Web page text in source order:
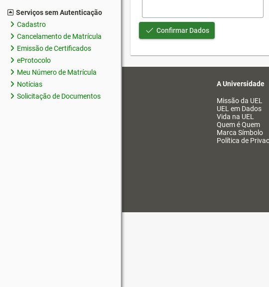
Serviços sem Autenticação
Cadastro
Cancelamento de Matrícula
Emissão de Certificados
eProtocolo
Meu Número de Matrícula
Notícias
Solicitação de Documentos
Confirmar Dados
A Universidade
Missão da UEL
UEL em Dados
Vida na UEL
Quem é Quem
Marca Símbolo
Política de